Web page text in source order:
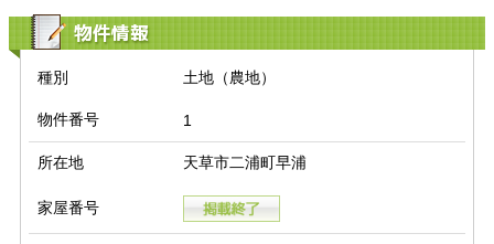
物件情報
種別 土地（農地）
物件番号 1
所在地 天草市二浦町早浦
家屋番号